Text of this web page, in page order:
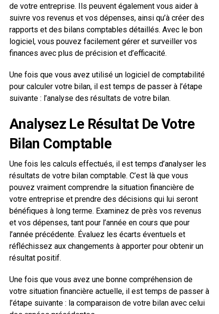
de votre entreprise. Ils peuvent également vous aider à
suivre vos revenus et vos dépenses, ainsi qu’à créer des
rapports et des bilans comptables détaillés. Avec le bon
logiciel, vous pouvez facilement gérer et surveiller vos
finances avec plus de précision et d’efficacité.
Une fois que vous avez utilisé un logiciel de comptabilité
pour calculer votre bilan, il est temps de passer à l’étape
suivante : l’analyse des résultats de votre bilan.
Analysez Le Résultat De Votre
Bilan Comptable
Une fois les calculs effectués, il est temps d’analyser les
résultats de votre bilan comptable. C’est là que vous
pouvez vraiment comprendre la situation financière de
votre entreprise et prendre des décisions qui lui seront
bénéfiques à long terme. Examinez de près vos revenus
et vos dépenses, tant pour l’année en cours que pour
l’année précédente. Évaluez les écarts éventuels et
réfléchissez aux changements à apporter pour obtenir un
résultat positif.
Une fois que vous avez une bonne compréhension de
votre situation financière actuelle, il est temps de passer à
l’étape suivante : la comparaison de votre bilan avec celui